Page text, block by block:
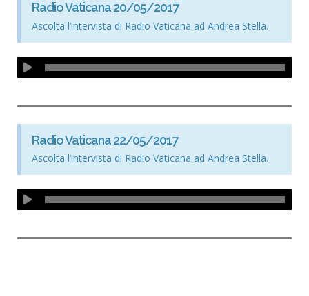
Radio Vaticana 20/05/2017
Ascolta l’intervista di Radio Vaticana ad Andrea Stella.
Radio Vaticana 22/05/2017
Ascolta l’intervista di Radio Vaticana ad Andrea Stella.